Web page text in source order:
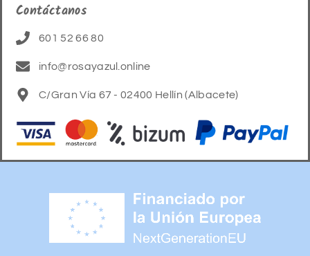
Contáctanos
601 52 66 80
info@rosayazul.online
C/Gran Vía 67 - 02400 Hellín (Albacete)